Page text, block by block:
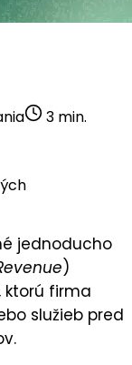
3 min.
jednoducho
)
ktorú firma
služieb pred